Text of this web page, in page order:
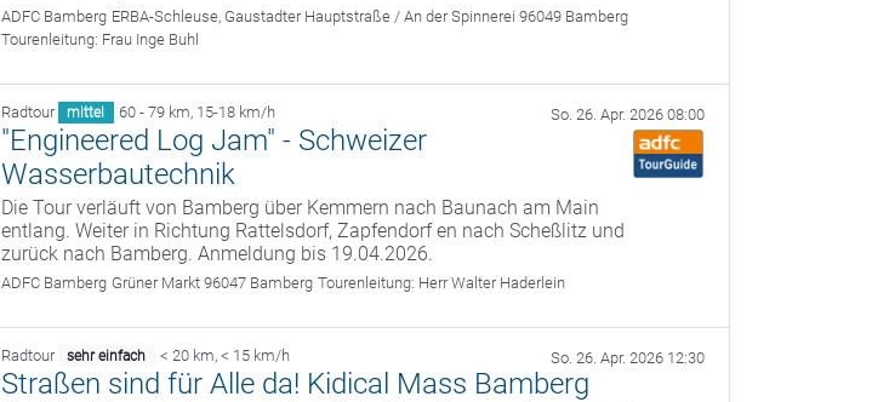
ADFC Bamberg ERBA-Schleuse, Gaustadter Hauptstraße / An der Spinnerei 96049 Bamberg
Tourenleitung: Frau Inge Buhl
Radtour mittel 60 - 79 km, 15-18 km/h So. 26. Apr. 2026 08:00
"Engineered Log Jam" - Schweizer
Wasserbautechnik
Die Tour verläuft von Bamberg über Kemmern nach Baunach am Main
entlang. Weiter in Richtung Rattelsdorf, Zapfendorf en nach Scheßlitz und
zurück nach Bamberg. Anmeldung bis 19.04.2026.
ADFC Bamberg Grüner Markt 96047 Bamberg Tourenleitung: Herr Walter Haderlein
Radtour sehr einfach < 20 km, < 15 km/h So. 26. Apr. 2026 12:30
Straßen sind für Alle da! Kidical Mass Bamberg